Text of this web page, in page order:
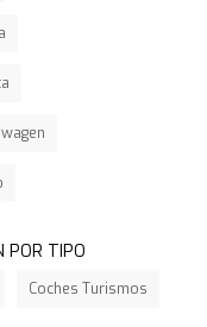
POR TIPO
Coches Turismos